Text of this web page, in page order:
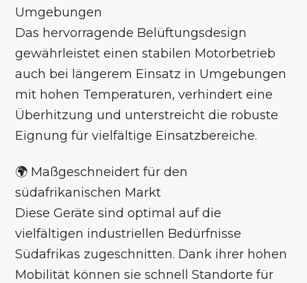
Umgebungen
Das hervorragende Belüftungsdesign
gewährleistet einen stabilen Motorbetrieb
auch bei längerem Einsatz in Umgebungen
mit hohen Temperaturen, verhindert eine
Überhitzung und unterstreicht die robuste
Eignung für vielfältige Einsatzbereiche.
🌍 Maßgeschneidert für den
südafrikanischen Markt
Diese Geräte sind optimal auf die
vielfältigen industriellen Bedürfnisse
Südafrikas zugeschnitten. Dank ihrer hohen
Mobilität können sie schnell Standorte für